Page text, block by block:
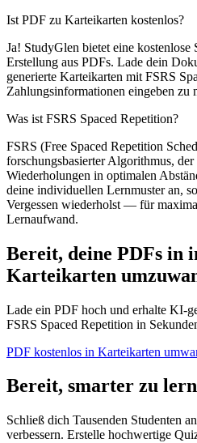
Ist PDF zu Karteikarten kostenlos?
Ja! StudyGlen bietet eine
Erstellung aus PDFs. Lade dein
generierte Karteikarten mit FSRS
Zahlungsinformationen eingeben zu
Was ist FSRS Spaced Repetition?
FSRS (Free Spaced Repetition
forschungsbasierter Algorithmus,
Wiederholungen in optimalen
deine individuellen Lernmuster an,
Vergessen wiederholst — für
Lernaufwand.
Bereit, deine PDFs in
Karteikarten
Lade ein PDF hoch und erhalte KI-
FSRS Spaced Repetition in
PDF kostenlos in Karteikarten
Bereit, smarter zu
Schließ dich Tausenden Studenten
verbessern. Erstelle hochwertige